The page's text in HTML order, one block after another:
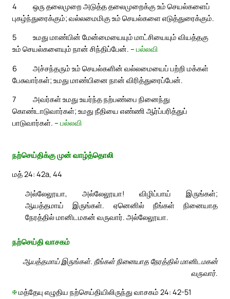
4
ஒரு தலைமுறை அடுத்த தலைமுறைக்கு உம் செயல்களைப்
புகழ்ந்துரைக்கும்; வல்லமைமிகு உம் செயல்களை எடுத்துரைக்கும்.
5
உமது மாண்பின் மேன்மையையும் மாட்சியையும் வியத்தகு
உம் செயல்களையும் நான் சிந்திப்பேன். – பல்லவி
6
அச்சந்தரும் உம் செயல்களின் வல்லமையைப் பற்றி மக்கள்
பேசுவார்கள்; உமது மாண்பினை நான் விரித்துரைப்பேன்.
7
அவர்கள் உமது உயர்ந்த நற்பண்பை நினைந்து
கொண்டாடுவார்கள்; உமது நீதியை எண்ணி ஆர்ப்பரித்துப்
பாடுவார்கள். – பல்லவி
நற்செய்திக்கு முன் வாழ்த்தொலி
மத் 24: 42a, 44
அல்லேலூயா, அல்லேலூயா! விழிப்பாய் இருங்கள்;
ஆயத்தமாய் இருங்கள். ஏனெனில் நீங்கள் நினையாத
நேரத்தில் மானிடமகன் வருவார். அல்லேலூயா.
நற்செய்தி வாசகம்
ஆயத்தமாய் இருங்கள். நீங்கள் நினையாத நேரத்தில் மானிடமகன்
வருவார்.
✠மத்தேயு எழுதிய நற்செய்தியிலிருந்து வாசகம் 24: 42-51